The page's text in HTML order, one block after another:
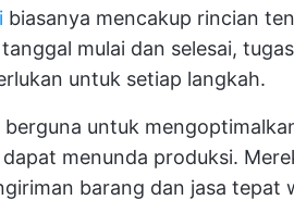
biasanya mencakup rincian
mulai dan selesai,
untuk setiap langkah.
berguna untuk
menunda produksi.
barang dan jasa tepat